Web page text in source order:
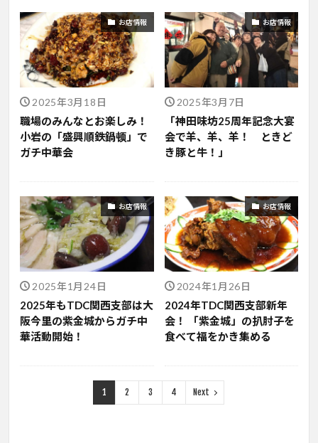
お店情報
2025年3月18日
職場のみんなとお楽しみ！
小岩の「盛興順鉄鍋顿」で
ガチ中華会
お店情報
2025年3月7日
「神田味坊25周年記念大宴
会で羊、羊、羊！ ときど
き豚と牛！」
お店情報
2025年1月24日
2025年もTDC関西支部は大
阪今里の紫金城からガチ中
華活動開始！
お店情報
2024年1月26日
2024年TDC関西支部新年
会！ 「紫金城」の扒肘子を
食べて福をかき集める
1 2 3 4 Next